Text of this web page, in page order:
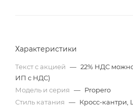
Характеристики
Текст с акцией — 22% НДС
ИП с НДС)
Модель и серия — Propero
Стиль катания — Кросс-кантри,